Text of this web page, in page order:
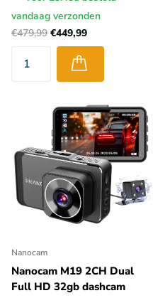
vandaag verzonden
€479,99 €449,99
Nanocam
Nanocam M19 2CH Dual
Full HD 32gb dashcam